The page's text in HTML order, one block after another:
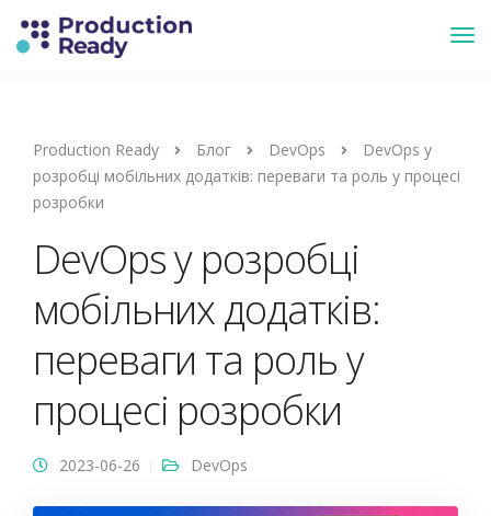
Production Ready Блог DevOps
DevOps у
розробці мобільних додатків: переваги та роль у процесі
розробки
DevOps у розробці
мобільних додатків:
переваги та роль у
процесі розробки
2023-06-26 DevOps